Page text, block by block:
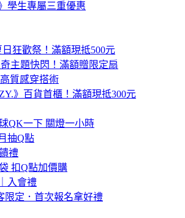
學生專屬三重優惠
日狂歡祭！滿額現抵500元
奇主題快閃！滿額贈限定扇
質感穿搭術
》百貨首櫃！滿額現抵300元
QK一下 關燈一小時
抽Q點
禮
扣Q點加價購
入會禮
限定．首次報名拿好禮